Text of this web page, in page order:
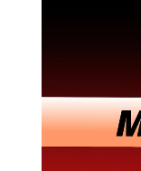
TS
TSV
Sonntag,
Ostbayern -